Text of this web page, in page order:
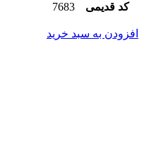
کد قدیمی 7683
افزودن به سبد خرید